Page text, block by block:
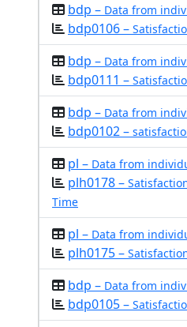
bdp – Data from
bdp0106 –
bdp – Data from
bdp0111 –
bdp – Data from
bdp0102 –
pl – Data from
plh0178 –
Time
pl – Data from
plh0175 –
bdp – Data from
bdp0105 –